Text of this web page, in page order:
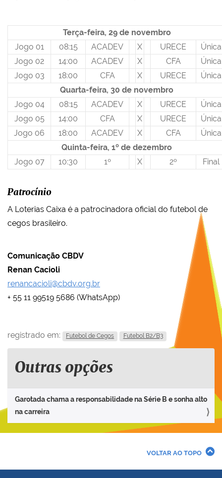
Terça-feira, 29 de novembro
Jogo 01
08:15 ACADEV X URECE
Única
Jogo 02
14:00 ACADEV X CFA
Única
Jogo 03
18:00 CFA X URECE
Única
Quarta-feira, 30 de novembro
Jogo 04
08:15 ACADEV X URECE
Única
Jogo 05
14:00 CFA X URECE
Única
Jogo 06
18:00 ACADEV X CFA
Única
Quinta-feira, 1º de dezembro
Jogo 07
10:30 1º X 2º Final
Patrocínio
A Loterias Caixa é a patrocinadora oficial do futebol de
cegos brasileiro.
Comunicação CBDV
Renan Cacioli
renancacioli@cbdv.org.br
+ 55 11 99519 5686 (WhatsApp)
registrado em: Futebol de Cegos Futebol B2/B3
Outras opções
Garotada chama a responsabilidade na Série B e sonha alto
na carreira
VOLTAR AO TOPO